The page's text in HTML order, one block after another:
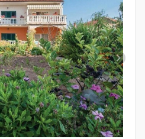
Next